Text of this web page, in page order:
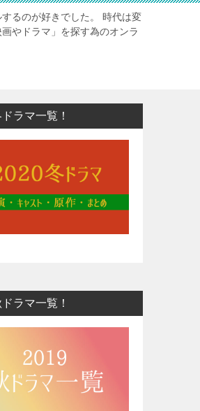
るのが好きでした。 時代は変
やドラマ」を探す為のオンラ
ラマ一覧！
ラマ一覧！